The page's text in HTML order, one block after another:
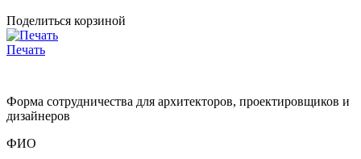
Поделиться корзиной
Печать
Форма сотрудничества для архитекторов, проектировщиков и
дизайнеров
ФИО